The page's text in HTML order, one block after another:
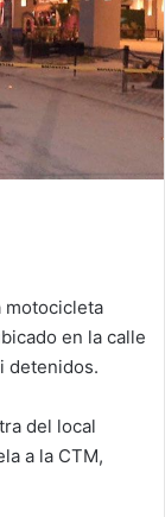
motocicleta
en la calle
detenidos.
del local
a la CTM,